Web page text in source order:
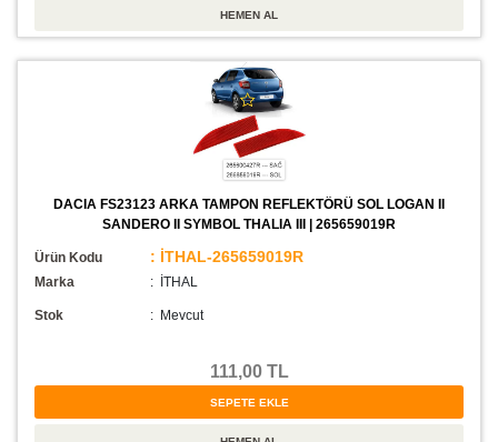
DACIA FS23123 ARKA TAMPON REFLEKTÖRÜ SOL LOGAN II
SANDERO II SYMBOL THALIA III | 265659019R
Ürün Kodu : İTHAL-265659019R
Marka : İTHAL
Stok : Mevcut
111,00 TL